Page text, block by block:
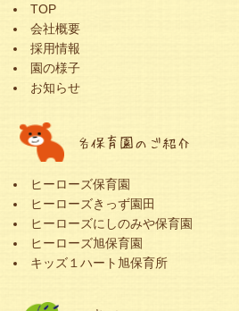
TOP
会社概要
採用情報
園の様子
お知らせ
各保育園のご紹介
ヒーローズ保育園
ヒーローズきっず園田
ヒーローズにしのみや保育園
ヒーローズ旭保育園
キッズ１ハート旭保育所